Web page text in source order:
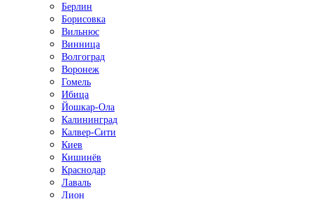
Берлин
Борисовка
Вильнюс
Винница
Волгоград
Воронеж
Гомель
Ибица
Йошкар-Ола
Калининград
Калвер-Сити
Киев
Кишинёв
Краснодар
Лаваль
Лион